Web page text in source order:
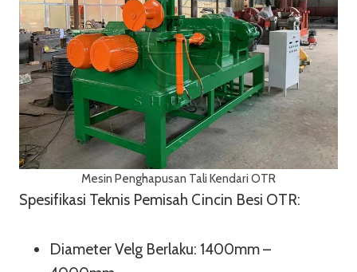
Mesin Penghapusan Tali Kendari OTR
Spesifikasi Teknis Pemisah Cincin Besi OTR:
Diameter Velg Berlaku: 1400mm –